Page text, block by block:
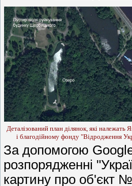
Деталізований план ділянок, які належать
і благодійному фонду "Відродження
За допомогою
розпорядженні
картину про об'єкт